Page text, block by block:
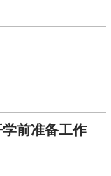
前准备工作